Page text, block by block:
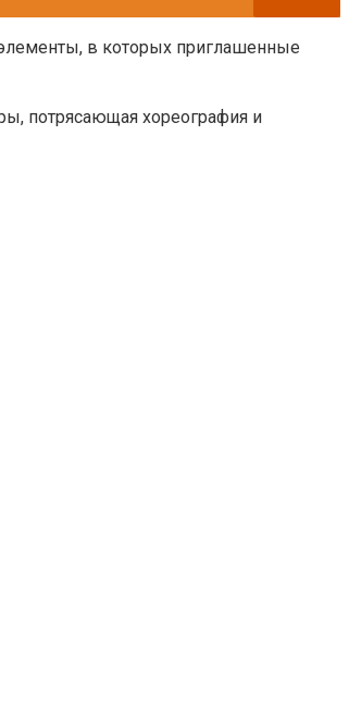
в которых приглашенные
потрясающая хореография и